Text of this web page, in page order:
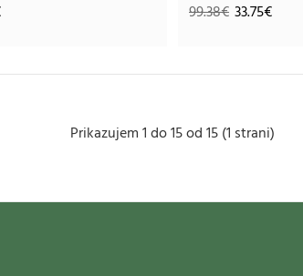
99.38€ 33.75€
Prikazujem 1 do 15 od 15 (1 strani)